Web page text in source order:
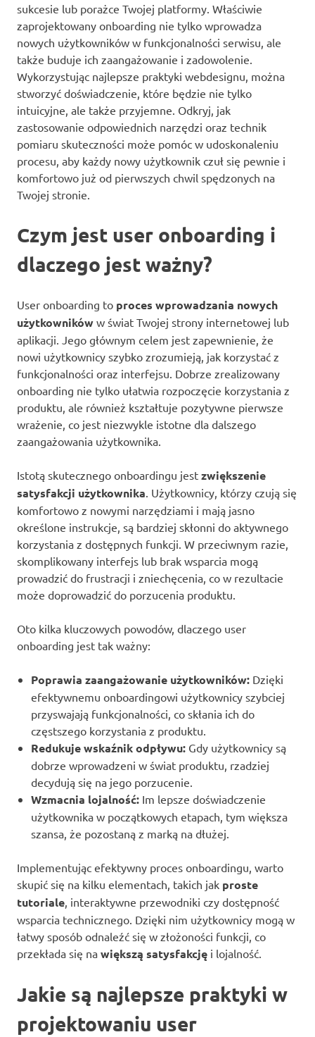
sukcesie lub porażce Twojej platformy. Właściwie
zaprojektowany onboarding nie tylko wprowadza
nowych użytkowników w funkcjonalności serwisu, ale
także buduje ich zaangażowanie i zadowolenie.
Wykorzystując najlepsze praktyki webdesignu, można
stworzyć doświadczenie, które będzie nie tylko
intuicyjne, ale także przyjemne. Odkryj, jak
zastosowanie odpowiednich narzędzi oraz technik
pomiaru skuteczności może pomóc w udoskonaleniu
procesu, aby każdy nowy użytkownik czuł się pewnie i
komfortowo już od pierwszych chwil spędzonych na
Twojej stronie.
Czym jest user onboarding i
dlaczego jest ważny?
User onboarding to proces wprowadzania nowych
użytkowników w świat Twojej strony internetowej lub
aplikacji. Jego głównym celem jest zapewnienie, że
nowi użytkownicy szybko zrozumieją, jak korzystać z
funkcjonalności oraz interfejsu. Dobrze zrealizowany
onboarding nie tylko ułatwia rozpoczęcie korzystania z
produktu, ale również kształtuje pozytywne pierwsze
wrażenie, co jest niezwykle istotne dla dalszego
zaangażowania użytkownika.
Istotą skutecznego onboardingu jest zwiększenie
satysfakcji użytkownika. Użytkownicy, którzy czują się
komfortowo z nowymi narzędziami i mają jasno
określone instrukcje, są bardziej skłonni do aktywnego
korzystania z dostępnych funkcji. W przeciwnym razie,
skomplikowany interfejs lub brak wsparcia mogą
prowadzić do frustracji i zniechęcenia, co w rezultacie
może doprowadzić do porzucenia produktu.
Oto kilka kluczowych powodów, dlaczego user
onboarding jest tak ważny:
Poprawia zaangażowanie użytkowników: Dzięki
efektywnemu onboardingowi użytkownicy szybciej
przyswajają funkcjonalności, co skłania ich do
częstszego korzystania z produktu.
Redukuje wskaźnik odpływu: Gdy użytkownicy są
dobrze wprowadzeni w świat produktu, rzadziej
decydują się na jego porzucenie.
Wzmacnia lojalność: Im lepsze doświadczenie
użytkownika w początkowych etapach, tym większa
szansa, że pozostaną z marką na dłużej.
Implementując efektywny proces onboardingu, warto
skupić się na kilku elementach, takich jak proste
tutoriale, interaktywne przewodniki czy dostępność
wsparcia technicznego. Dzięki nim użytkownicy mogą w
łatwy sposób odnaleźć się w złożoności funkcji, co
przekłada się na większą satysfakcję i lojalność.
Jakie są najlepsze praktyki w
projektowaniu user